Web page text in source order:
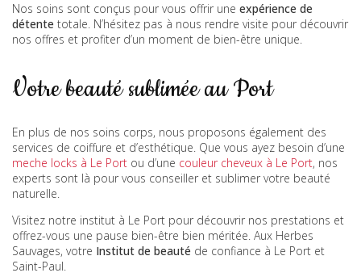
Nos soins sont conçus pour vous offrir une expérience de
détente totale. N’hésitez pas à nous rendre visite pour découvrir
nos offres et profiter d’un moment de bien-être unique.
Votre beauté sublimée au Port
En plus de nos soins corps, nous proposons également des
services de coiffure et d’esthétique. Que vous ayez besoin d’une
meche locks à Le Port ou d’une couleur cheveux à Le Port, nos
experts sont là pour vous conseiller et sublimer votre beauté
naturelle.
Visitez notre institut à Le Port pour découvrir nos prestations et
offrez-vous une pause bien-être bien méritée. Aux Herbes
Sauvages, votre Institut de beauté de confiance à Le Port et
Saint-Paul.